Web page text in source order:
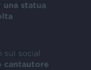
una statua
sui social
cantautore